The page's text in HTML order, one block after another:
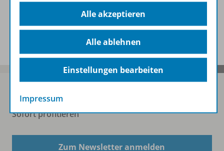
Spar-Pakete
Sofort profitieren
Zum Newsletter anmelden
Alle akzeptieren
Alle ablehnen
Einstellungen bearbeiten
Impressum